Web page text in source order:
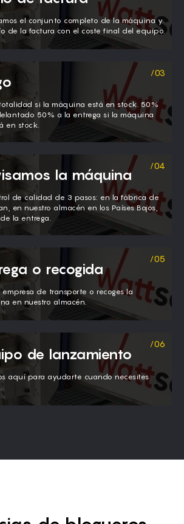
el conjunto completo de la máquina y
de la factura con el coste final del equipo.
si la máquina está en stock. 50%
50% a la entrega si la máquina
en stock.
la máquina
de calidad de 3 pasos: en la fábrica de
en nuestro almacén en los Países Bajos,
la entrega.
o recogida
de transporte o recoges la
en nuestro almacén.
de lanzamiento
aquí para ayudarte cuando necesites